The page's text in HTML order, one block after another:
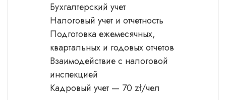
Бухгалтерский учет
Налоговый учет и отчетность
Подготовка ежемесячных,
квартальных и годовых отчетов
Взаимодействие с налоговой
инспекцией
Кадровый учет — 70 zł/чел